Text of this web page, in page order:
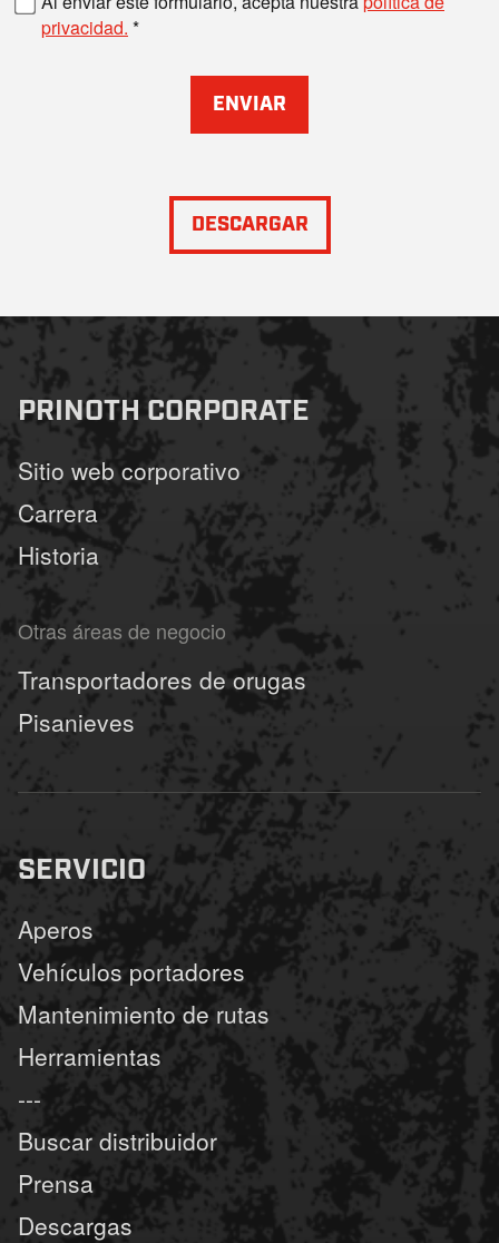
privacidad.
ENVIAR
DESCARGAR
PRINOTH CORPORATE
Sitio web corporativo
Carrera
Historia
Otras áreas de negocio
Transportadores de orugas
Pisanieves
SERVICIO
Aperos
Vehículos portadores
Mantenimiento de rutas
Herramientas
---
Buscar distribuidor
Prensa
Descargas